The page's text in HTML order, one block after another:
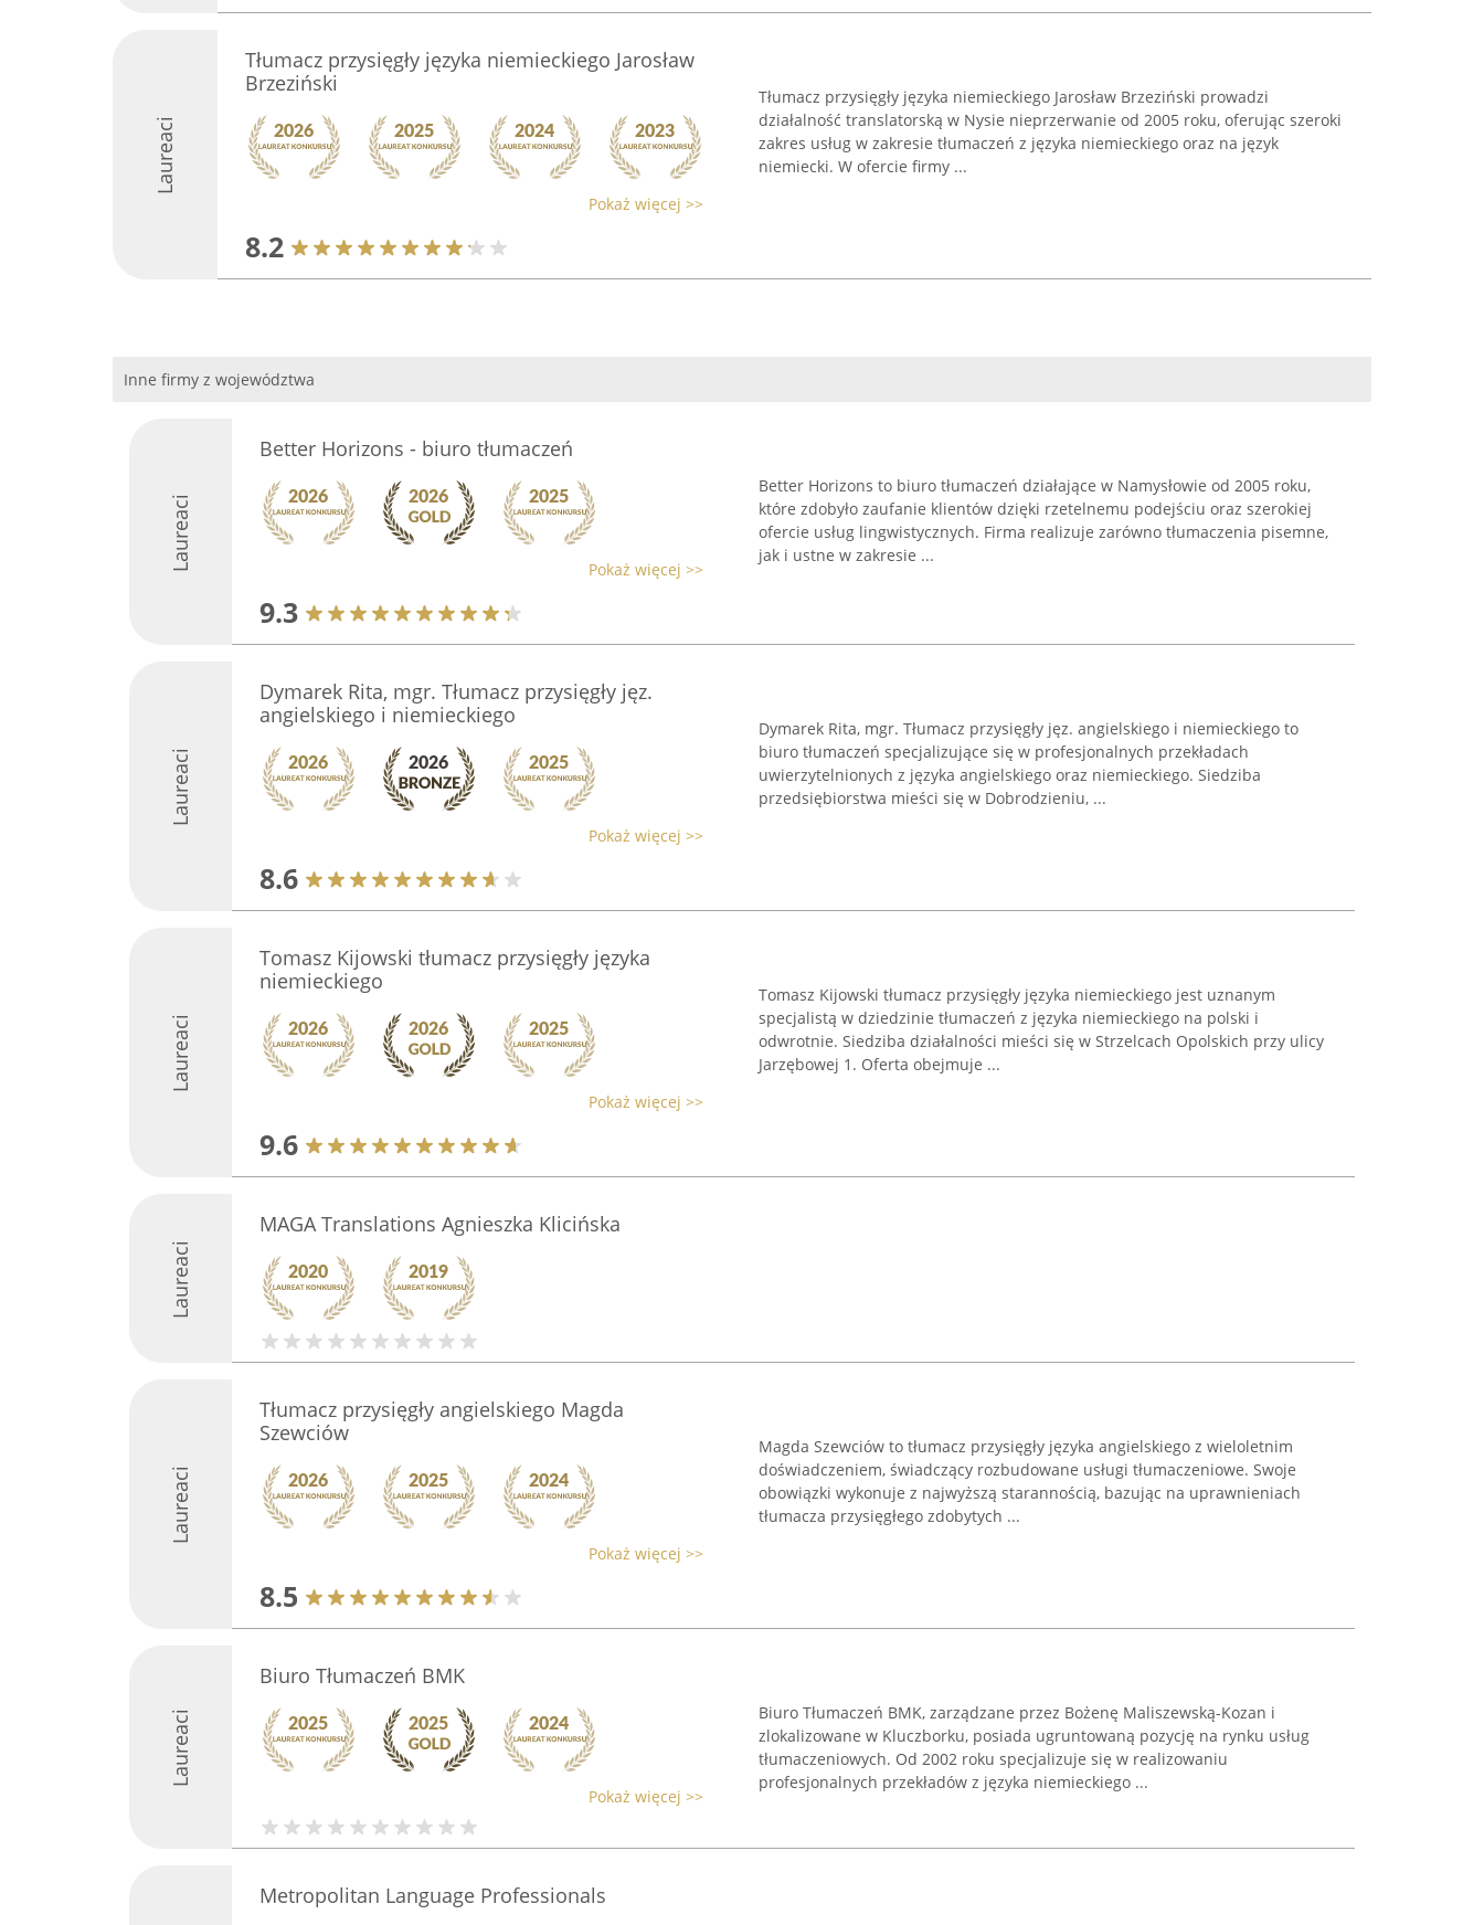
Laureaci
Tłumacz przysięgły języka niemieckiego Jarosław
Brzeziński
Pokaż więcej >>
8.2
Tłumacz przysięgły języka niemieckiego Jarosław Brzeziński prowadzi
działalność translatorską w Nysie nieprzerwanie od 2005 roku, oferując szeroki
zakres usług w zakresie tłumaczeń z języka niemieckiego oraz na język
niemiecki. W ofercie firmy ...
Inne firmy z województwa
Laureaci
Better Horizons - biuro tłumaczeń
Pokaż więcej >>
9.3
Better Horizons to biuro tłumaczeń działające w Namysłowie od 2005 roku,
które zdobyło zaufanie klientów dzięki rzetelnemu podejściu oraz szerokiej
ofercie usług lingwistycznych. Firma realizuje zarówno tłumaczenia pisemne,
jak i ustne w zakresie ...
Laureaci
Dymarek Rita, mgr. Tłumacz przysięgły jęz.
angielskiego i niemieckiego
Pokaż więcej >>
8.6
Dymarek Rita, mgr. Tłumacz przysięgły jęz. angielskiego i niemieckiego to
biuro tłumaczeń specjalizujące się w profesjonalnych przekładach
uwierzytelnionych z języka angielskiego oraz niemieckiego. Siedziba
przedsiębiorstwa mieści się w Dobrodzieniu, ...
Laureaci
Tomasz Kijowski tłumacz przysięgły języka
niemieckiego
Pokaż więcej >>
9.6
Tomasz Kijowski tłumacz przysięgły języka niemieckiego jest uznanym
specjalistą w dziedzinie tłumaczeń z języka niemieckiego na polski i
odwrotnie. Siedziba działalności mieści się w Strzelcach Opolskich przy ulicy
Jarzębowej 1. Oferta obejmuje ...
Laureaci
MAGA Translations Agnieszka Klicińska
Laureaci
Tłumacz przysięgły angielskiego Magda
Szewciów
Pokaż więcej >>
8.5
Magda Szewciów to tłumacz przysięgły języka angielskiego z wieloletnim
doświadczeniem, świadczący rozbudowane usługi tłumaczeniowe. Swoje
obowiązki wykonuje z najwyższą starannością, bazując na uprawnieniach
tłumacza przysięgłego zdobytych ...
Laureaci
Biuro Tłumaczeń BMK
Pokaż więcej >>
Biuro Tłumaczeń BMK, zarządzane przez Bożenę Maliszewską-Kozan i
zlokalizowane w Kluczborku, posiada ugruntowaną pozycję na rynku usług
tłumaczeniowych. Od 2002 roku specjalizuje się w realizowaniu
profesjonalnych przekładów z języka niemieckiego ...
Metropolitan Language Professionals